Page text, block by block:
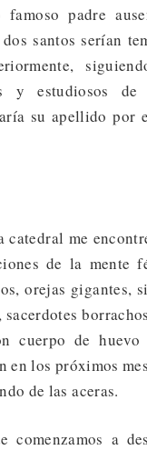
padre
santos serían
y estudiosos
su apellido por
catedral me
de la mente
orejas gigantes,
sacerdotes
cuerpo de
en los próximos
de las aceras.
comenzamos a